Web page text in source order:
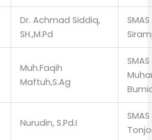
Dr. Achmad Siddiq,
SH.,M.Pd
Muh.Faqih
Maftuh,S.Ag
SMAS
Nurudin, S.Pd.I